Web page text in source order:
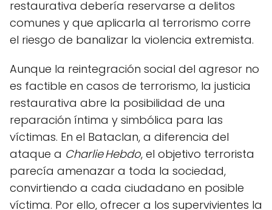
restaurativa debería reservarse a delitos
comunes y que aplicarla al terrorismo corre
el riesgo de banalizar la violencia extremista.
Aunque la reintegración social del agresor no
es factible en casos de terrorismo, la justicia
restaurativa abre la posibilidad de una
reparación íntima y simbólica para las
víctimas. En el Bataclan, a diferencia del
ataque a Charlie Hebdo, el objetivo terrorista
parecía amenazar a toda la sociedad,
convirtiendo a cada ciudadano en posible
víctima. Por ello, ofrecer a los supervivientes la